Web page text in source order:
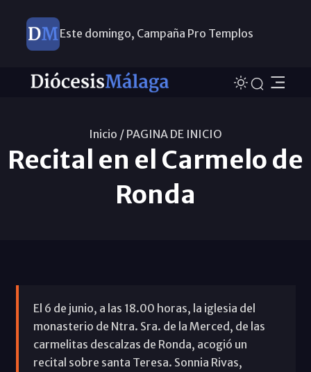
Este domingo, Campaña Pro Templos
Inicio / PAGINA DE INICIO
Recital en el Carmelo de
Ronda
El 6 de junio, a las 18.00 horas, la iglesia del
monasterio de Ntra. Sra. de la Merced, de las
carmelitas descalzas de Ronda, acogió un
recital sobre santa Teresa. Sonnia Rivas,